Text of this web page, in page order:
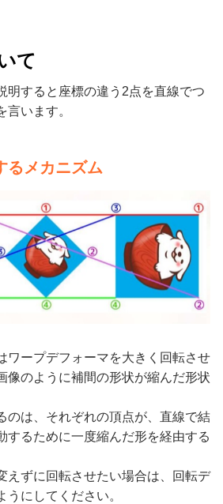
て
明すると座標の違う2点を直線でつ
言います。
るメカニズム
ワープデフォーマを大きく回転させ
像のように補間の形状が縮んだ形状
のは、それぞれの頂点が、直線で結
するために一度縮んだ形を経由する
えずに回転させたい場合は、回転デ
うにしてください。